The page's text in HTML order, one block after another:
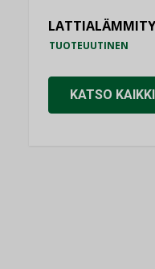
TUOTEUUTINEN
KATSO KAIKKI